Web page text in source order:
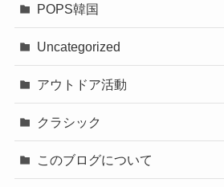
POPS韓国
Uncategorized
アウトドア活動
クラシック
このブログについて